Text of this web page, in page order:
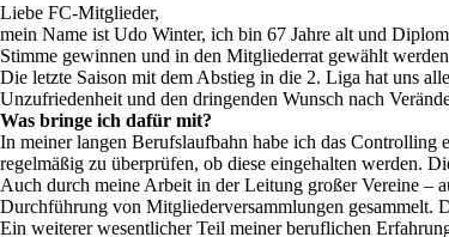
Liebe FC-Mitglieder,
mein Name ist Udo Winter, ich bin 67 Jahre alt und
Stimme gewinnen und in den Mitgliederrat gewählt
Die letzte Saison mit dem Abstieg in die 2. Liga hat uns
Unzufriedenheit und den dringenden Wunsch nach
Was bringe ich dafür mit?
In meiner langen Berufslaufbahn habe ich das Controlling
regelmäßig zu überprüfen, ob diese eingehalten werden.
Auch durch meine Arbeit in der Leitung großer Vereine –
Durchführung von Mitgliederversammlungen
Ein weiterer wesentlicher Teil meiner beruflichen